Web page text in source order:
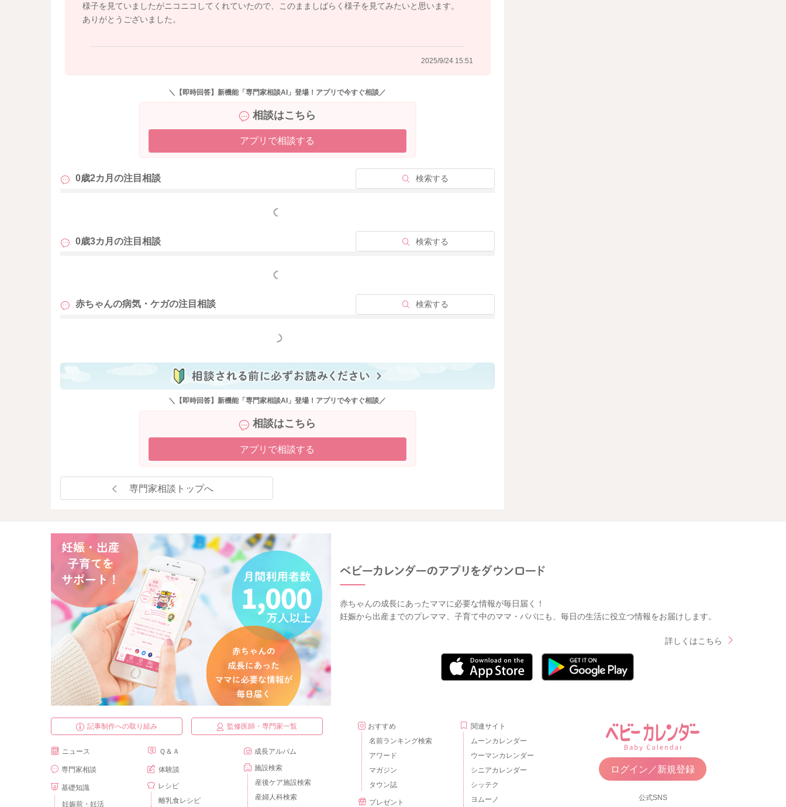
様子を見ていましたがニコニコしてくれていたので、このまましばらく様子を見てみたいと思います。
ありがとうございました。
2025/9/24 15:51
＼【即時回答】新機能「専門家相談AI」登場！アプリで今すぐ相談／
相談はこちら
アプリで相談する
0歳2カ月の注目相談 検索する
もっと見る
0歳3カ月の注目相談 検索する
もっと見る
赤ちゃんの病気・ケガの注目相談 検索する
もっと見る
＼【即時回答】新機能「専門家相談AI」登場！アプリで今すぐ相談／
相談はこちら
アプリで相談する
専門家相談トップへ
赤ちゃんの成長にあったママに必要な情報が毎日届く！
妊娠から出産までのプレママ、子育て中のママ・パパにも、毎日の生活に役立つ情報をお届けします。
詳しくはこちら
記事制作への取り組み 監修医師・専門家一覧
ニュース
専門家相談
基礎知識
妊娠前・妊活
Ｑ＆Ａ
体験談
レシピ
離乳食レシピ
成長アルバム
施設検索
産後ケア施設検索
産婦人科検索
おすすめ
名前ランキング検索
アワード
マガジン
タウン誌
プレゼント
関連サイト
ムーンカレンダー
ウーマンカレンダー
シニアカレンダー
シッテク
ヨムーノ
ログイン／新規登録
公式SNS